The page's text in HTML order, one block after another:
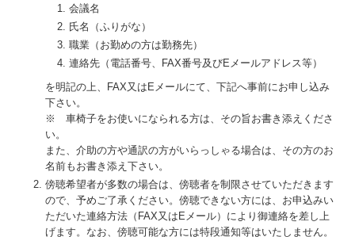
会議名
氏名（ふりがな）
職業（お勤めの方は勤務先）
連絡先（電話番号、FAX番号及びEメールアドレス等）
を明記の上、FAX又はEメールにて、下記へ事前にお申し込み
下さい。
※ 車椅子をお使いになられる方は、その旨お書き添えくださ
い。
また、介助の方や通訳の方がいらっしゃる場合は、その方のお
名前もお書き添え下さい。
傍聴希望者が多数の場合は、傍聴者を制限させていただきます
ので、予めご了承ください。傍聴できない方には、お申込みい
ただいた連絡方法（FAX又はEメール）により御連絡を差し上
げます。なお、傍聴可能な方には特段通知等はいたしません。